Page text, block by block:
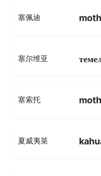
塞佩迪
塞尔维亚
塞索托
夏威夷菜